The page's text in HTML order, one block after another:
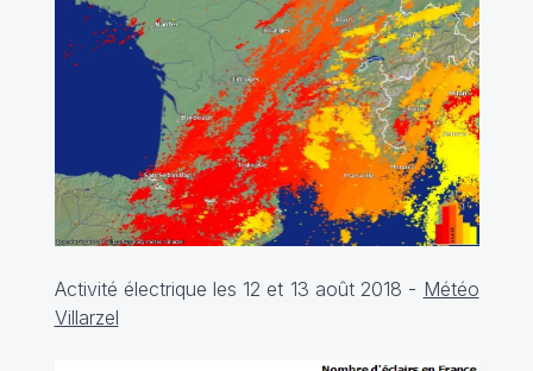
Activité électrique les 12 et 13 août 2018 - Météo
Villarzel